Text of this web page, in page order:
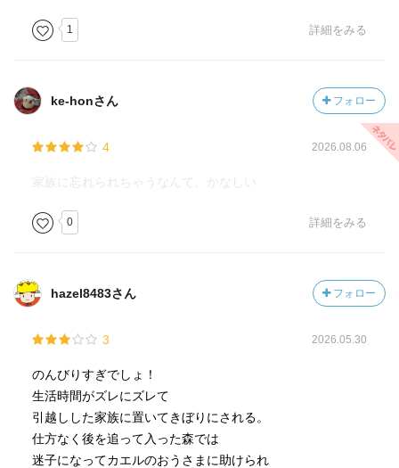
郷へと戻るのでした。
そして、どうせ何を教えても忘れてしまうカエルたちにさ
え、ちゃんとしたことを教えようと頑張るのでした。
ゆっくりさんだと家族から忘れられ捨てられてしまったウ
頑張り屋さんになったら、家族から認められてネズミ島に
ジに抵抗を感じたのです。
はじめはちょっとナンセンスで期待しただけにがっかりし
「ウィリアムの子ねこ」が良かっただけに、この教科書的
な終わりがとっても悔しいです。
1 詳細をみる
ke-honさん フォロー
4 2026.08.06
家族に忘れられちゃうなんて、かなしい
0 詳細をみる
hazel8483さん フォロー
3 2026.05.30
のんびりすぎでしょ！
生活時間がズレにズレて
引越しした家族に置いてきぼりにされる。
仕方なく後を追って入った森では
迷子になってカエルのおうさまに助けられ